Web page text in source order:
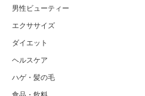
男性ビューティー
エクササイズ
ダイエット
ヘルスケア
ハゲ・髪の毛